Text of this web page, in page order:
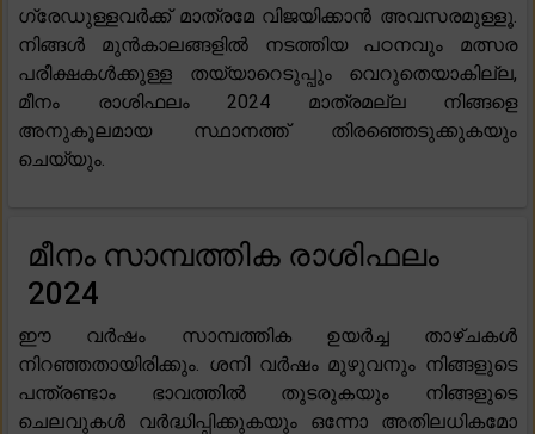
ഗ്രേഡുള്ളവർക്ക് മാത്രമേ വിജയിക്കാൻ അവസരമുള്ളൂ.
നിങ്ങൾ മുൻകാലങ്ങളിൽ നടത്തിയ പഠനവും മത്സര
പരീക്ഷകൾക്കുള്ള തയ്യാറെടുപ്പും വെറുതെയാകില്ല,
മീനം രാശിഫലം 2024 മാത്രമല്ല നിങ്ങളെ
അനുകൂലമായ സ്ഥാനത്ത് തിരഞ്ഞെടുക്കുകയും
ചെയ്യും.
മീനം സാമ്പത്തിക രാശിഫലം
2024
ഈ വർഷം സാമ്പത്തിക ഉയർച്ച താഴ്ചകൾ
നിറഞ്ഞതായിരിക്കും. ശനി വർഷം മുഴുവനും നിങ്ങളുടെ
പന്ത്രണ്ടാം ഭാവത്തിൽ തുടരുകയും നിങ്ങളുടെ
ചെലവുകൾ വർദ്ധിപ്പിക്കുകയും ഒന്നോ അതിലധികമോ